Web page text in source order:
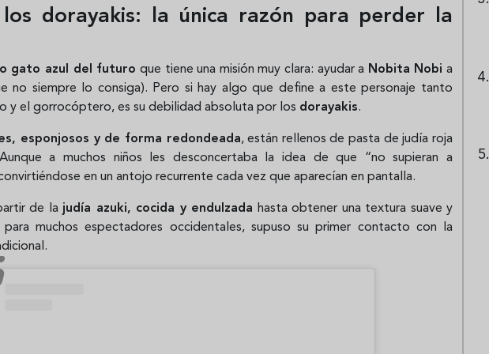
los dorayakis: la única razón para perder la
gato azul del futuro que tiene una misión muy clara: ayudar a Nobita Nobi a
no siempre lo consiga). Pero si hay algo que define a este personaje tanto
y el gorrocóptero, es su debilidad absoluta por los dorayakis.
esponjosos y de forma redondeada, están rellenos de pasta de judía roja
a muchos niños les desconcertaba la idea de que “no supieran a
en un antojo recurrente cada vez que aparecían en pantalla.
de la judía azuki, cocida y endulzada hasta obtener una textura suave y
muchos espectadores occidentales, supuso su primer contacto con la